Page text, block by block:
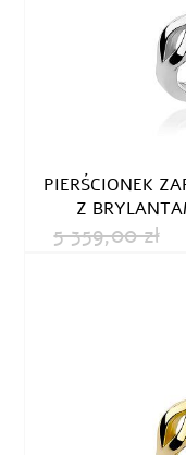
PIERŚCIONEK
Z
5 359,00 zł